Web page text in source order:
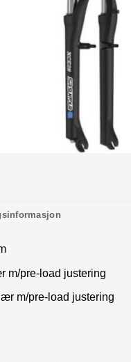
m/pre-load justering
m/pre-load justering